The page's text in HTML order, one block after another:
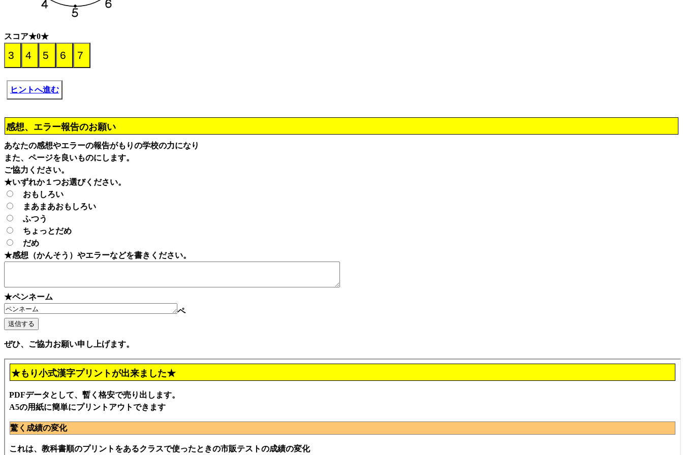
スコア★0★
ヒントへ進む
感想、エラー報告のお願い
あなたの感想やエラーの報告がもりの学校の力になり
また、ページを良いものにします。
ご協力ください。
★いずれか１つお選びください。
おもしろい
まあまあおもしろい
ふつう
ちょっとだめ
だめ
★感想（かんそう）やエラーなどを書きください。
★ペンネーム
ペ
ぜひ、ご協力お願い申し上げます。